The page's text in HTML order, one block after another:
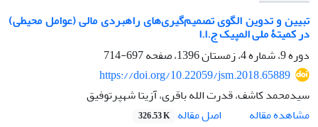
تبیین و تدوین الگوی تصمیم‌گیری‌های راهبردی مالی (عوامل محیطی)
در کمیتۀ ملی المپیک ج.ا.ا
دوره 9، شماره 4، زمستان 1396، صفحه
697-714
https://doi.org/10.22059/jsm.2018.65889
سیدمحمد کاشف، قدرت الله باقری، آزیتا شهپرتوفیق
مشاهده مقاله
اصل مقاله 326.53 K